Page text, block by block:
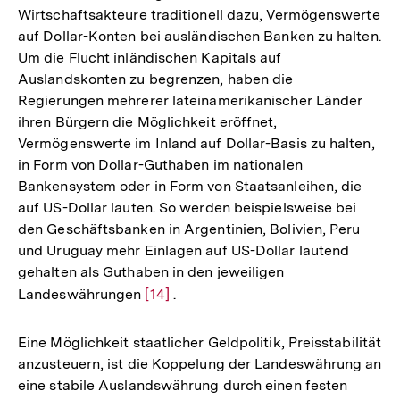
Wirtschaftsakteure traditionell dazu, Vermögenswerte
auf Dollar-Konten bei ausländischen Banken zu halten.
Um die Flucht inländischen Kapitals auf
Auslandskonten zu begrenzen, haben die
Regierungen mehrerer lateinamerikanischer Länder
ihren Bürgern die Möglichkeit eröffnet,
Vermögenswerte im Inland auf Dollar-Basis zu halten,
in Form von Dollar-Guthaben im nationalen
Bankensystem oder in Form von Staatsanleihen, die
auf US-Dollar lauten. So werden beispielsweise bei
den Geschäftsbanken in Argentinien, Bolivien, Peru
und Uruguay mehr Einlagen auf US-Dollar lautend
gehalten als Guthaben in den jeweiligen
Landeswährungen Zur
der
Fußnote
[14] .
Eine Möglichkeit staatlicher Geldpolitik, Preisstabilität
anzusteuern, ist die Koppelung der Landeswährung an
eine stabile Auslandswährung durch einen festen